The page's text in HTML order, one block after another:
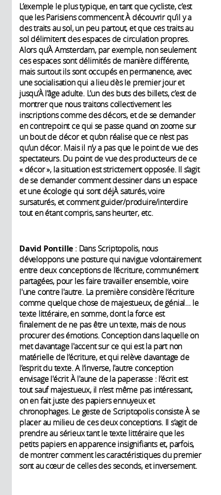
L’exemple le plus typique, en tant que cycliste, c’est
que les Parisiens commencent À découvrir qu’il y a
des traits au sol, un peu partout, et que ces traits au
sol délimitent des espaces de circulation propres.
Alors qu’À Amsterdam, par exemple, non seulement
ces espaces sont délimités de manière différente,
mais surtout ils sont occupés en permanence, avec
une socialisation qui a lieu dès le premier jour et
jusqu’À l’âge adulte. L’un des buts des billets, c’est de
montrer que nous traitons collectivement les
inscriptions comme des décors, et de se demander
en contrepoint ce qui se passe quand on zoome sur
un bout de décor et qu’on réalise que ce n’est pas
qu’un décor. Mais il n’y a pas que le point de vue des
spectateurs. Du point de vue des producteurs de ce
« décor », la situation est strictement opposée. Il s’agit
de se demander comment dessiner dans un espace
et une écologie qui sont déjÀ saturés, voire
sursaturés, et comment guider/produire/interdire
tout en étant compris, sans heurter, etc.
David Pontille : Dans Scriptopolis, nous
développons une posture qui navigue volontairement
entre deux conceptions de l’écriture, communément
partagées, pour les faire travailler ensemble, voire
l'une contre l'autre. La première considère l’écriture
comme quelque chose de majestueux, de génial… le
texte littéraire, en somme, dont la force est
finalement de ne pas être un texte, mais de nous
procurer des émotions. Conception dans laquelle on
met davantage l'accent sur ce qui est la part non
matérielle de l’écriture, et qui relève davantage de
l’esprit du texte. A l’inverse, l'autre conception
envisage l'écrit À l'aune de la paperasse : l’écrit est
tout sauf majestueux, il n’est même pas intéressant,
on en fait juste des papiers ennuyeux et
chronophages. Le geste de Scriptopolis consiste À se
placer au milieu de ces deux conceptions. Il s’agit de
prendre au sérieux tant le texte littéraire que les
petits papiers en apparence insignifiants et, parfois,
de montrer comment les caractéristiques du premier
sont au cœur de celles des seconds, et inversement.